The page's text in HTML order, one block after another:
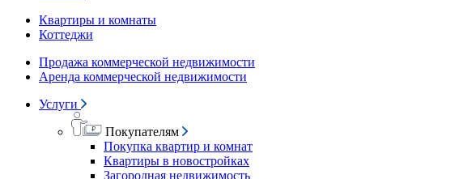
Квартиры и комнаты
Коттеджи
Продажа коммерческой недвижимости
Аренда коммерческой недвижимости
Услуги
Покупателям
Покупка квартир и комнат
Квартиры в новостройках
Загородная недвижимость